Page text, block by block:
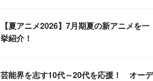
【夏アニメ2026】7月期夏の新アニメを一
挙紹介！
芸能界を志す10代～20代を応援！ オーデ